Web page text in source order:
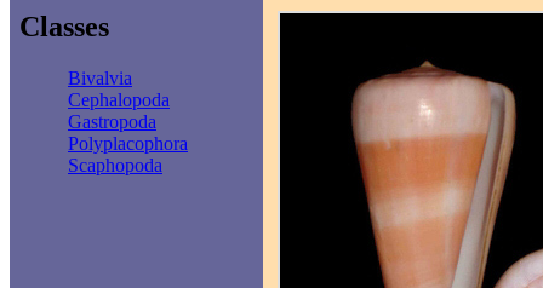
Classes
Bivalvia
Cephalopoda
Gastropoda
Polyplacophora
Scaphopoda